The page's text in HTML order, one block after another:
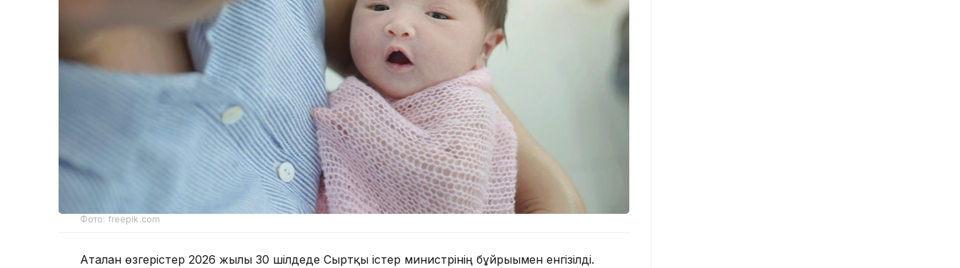
Фото: freepik.com
Аталған өзгерістер 2026 жылғы 30 шілдеде Сыртқы істер министрінің бұйрығымен енгізілді.